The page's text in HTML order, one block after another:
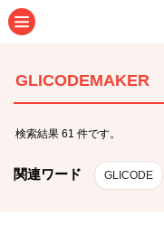
検索結果 61 件です。
関連ワード GLICODE